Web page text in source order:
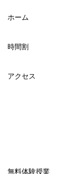
ホーム
時間割
アクセス
無料体験授業